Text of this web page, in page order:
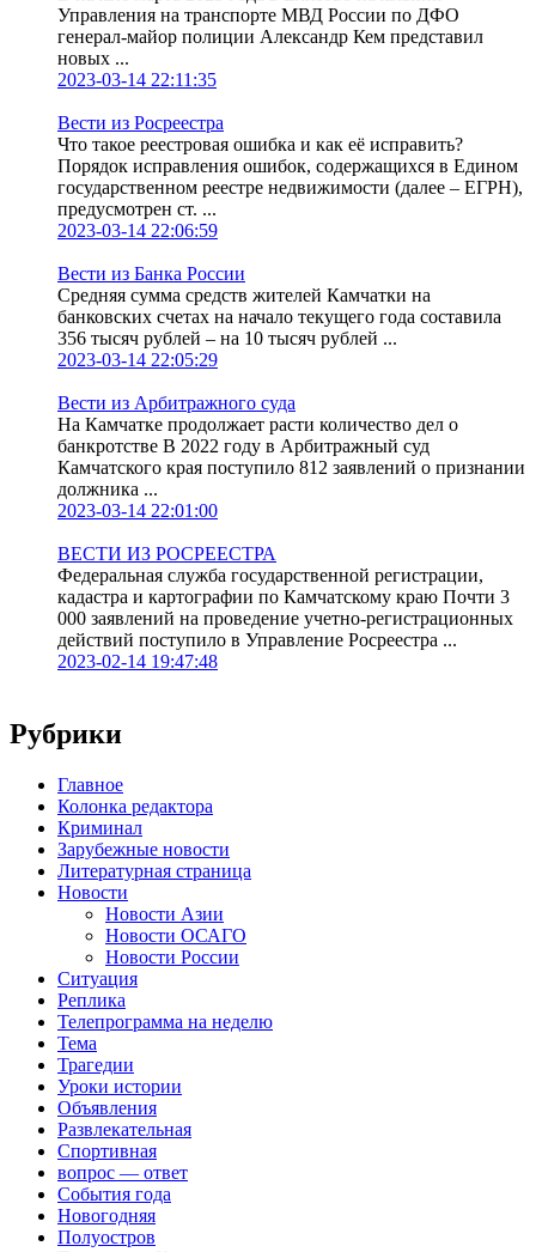
Управления на транспорте МВД России по ДФО
генерал-майор полиции Александр Кем представил
новых ...
2023-03-14 22:11:35
Вести из Росреестра
Что такое реестровая ошибка и как её исправить?
Порядок исправления ошибок, содержащихся в Едином
государственном реестре недвижимости (далее – ЕГРН),
предусмотрен ст. ...
2023-03-14 22:06:59
Вести из Банка России
Средняя сумма средств жителей Камчатки на
банковских счетах на начало текущего года составила
356 тысяч рублей – на 10 тысяч рублей ...
2023-03-14 22:05:29
Вести из Арбитражного суда
На Камчатке продолжает расти количество дел о
банкротстве В 2022 году в Арбитражный суд
Камчатского края поступило 812 заявлений о признании
должника ...
2023-03-14 22:01:00
ВЕСТИ ИЗ РОСРЕЕСТРА
Федеральная служба государственной регистрации,
кадастра и картографии по Камчатскому краю Почти 3
000 заявлений на проведение учетно-регистрационных
действий поступило в Управление Росреестра ...
2023-02-14 19:47:48
Рубрики
Главное
Колонка редактора
Криминал
Зарубежные новости
Литературная страница
Новости
Новости Азии
Новости ОСАГО
Новости России
Ситуация
Реплика
Телепрограмма на неделю
Тема
Трагедии
Уроки истории
Объявления
Развлекательная
Спортивная
вопрос — ответ
События года
Новогодняя
Полуостров